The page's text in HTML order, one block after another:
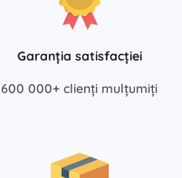
Garanția satisfacției
600 000+ clienți mulțumiți